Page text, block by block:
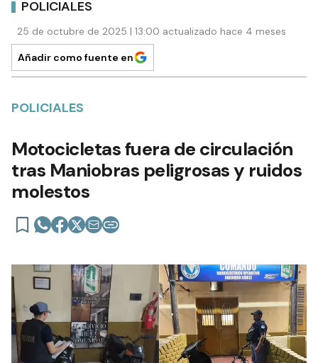
POLICIALES
25 de octubre de 2025 | 13:00 actualizado hace 4 meses
Añadir como fuente en
POLICIALES
Motocicletas fuera de circulación
tras Maniobras peligrosas y ruidos
molestos